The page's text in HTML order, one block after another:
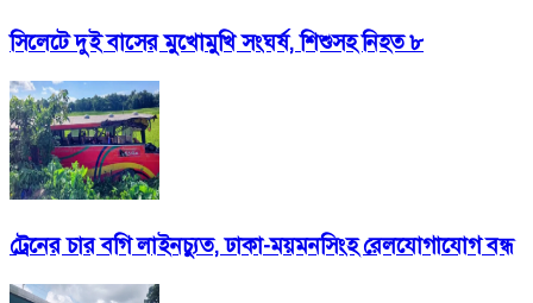
সিলেটে দুই বাসের মুখোমুখি সংঘর্ষ, শিশুসহ নিহত ৮
ট্রেনের চার বগি লাইনচ্যুত, ঢাকা-ময়মনসিংহ রেলযোগাযোগ বন্ধ